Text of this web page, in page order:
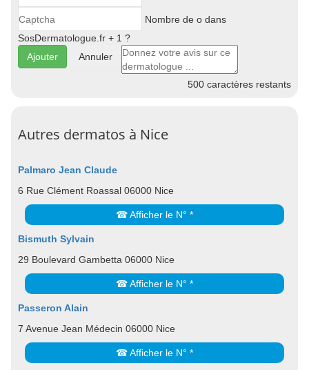
Nombre de o dans
SosDermatologue.fr + 1 ?
Annuler
500 caractères restants
Autres dermatos à Nice
Palmaro Jean Claude
6 Rue Clément Roassal 06000 Nice
☎ Afficher le N° *
Bismuth Sylvain
29 Boulevard Gambetta 06000 Nice
☎ Afficher le N° *
Passeron Alain
7 Avenue Jean Médecin 06000 Nice
☎ Afficher le N° *